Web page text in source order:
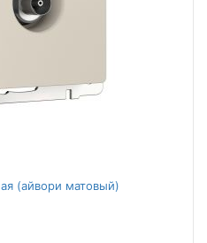
(айвори матовый)